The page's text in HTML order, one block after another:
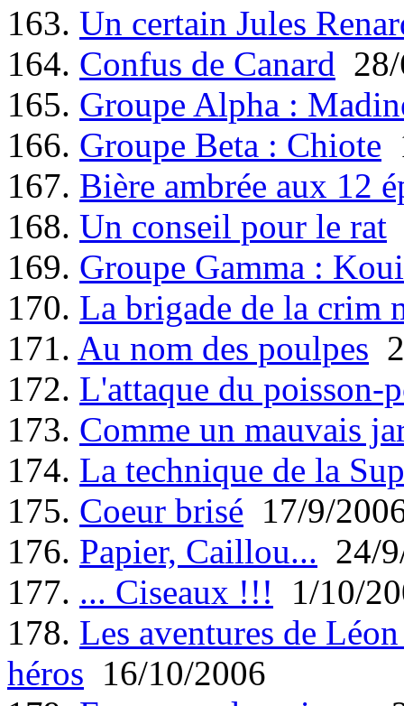
163. Un certain Jules
164. Confus de Canard
165. Groupe Alpha :
166. Groupe Beta : Chiote
167. Bière ambrée aux 12
168. Un conseil pour le rat
169. Groupe Gamma :
170. La brigade de la crim
171. Au nom des poulpes
172. L'attaque du poisson-
173. Comme un mauvais
174. La technique de la
175. Coeur brisé 17/9/
176. Papier, Caillou... 24/
177. ... Ciseaux !!! 1/10/
178. Les aventures de
héros 16/10/2006